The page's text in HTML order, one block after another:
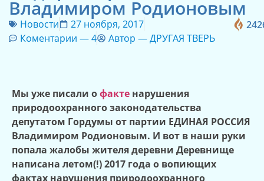
Владимиром Родионовым
Новости
27 ноября, 2017
Коментарии —4 Автор —ДРУГАЯ ТВЕРЬ
Мы уже писали офакте нарушения
природоохранного законодательства
депутатом Гордумы от партии ЕДИНАЯ РОССИЯ
Владимиром Родионовым. И вот в наши руки
попала жалобы жителя деревни Деревнище
написана летом(!) 2017 года о вопиющих
фактах нарушения природоохранного